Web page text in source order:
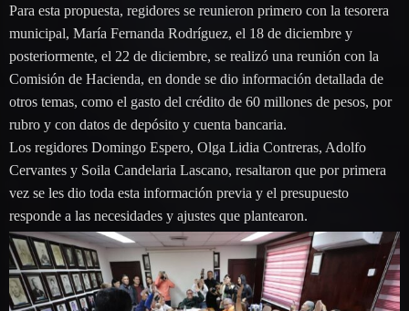
Para esta propuesta, regidores se reunieron primero con la tesorera
municipal, María Fernanda Rodríguez, el 18 de diciembre y
posteriormente, el 22 de diciembre, se realizó una reunión con la
Comisión de Hacienda, en donde se dio información detallada de
otros temas, como el gasto del crédito de 60 millones de pesos, por
rubro y con datos de depósito y cuenta bancaria.
Los regidores Domingo Espero, Olga Lidia Contreras, Adolfo
Cervantes y Soila Candelaria Lascano, resaltaron que por primera
vez se les dio toda esta información previa y el presupuesto
responde a las necesidades y ajustes que plantearon.